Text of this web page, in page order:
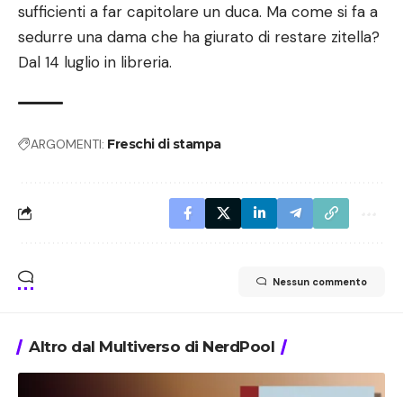
sufficienti a far capitolare un duca. Ma come si fa a
sedurre una dama che ha giurato di restare zitella?
Dal 14 luglio in libreria.
ARGOMENTI: Freschi di stampa
Nessun commento
Altro dal Multiverso di NerdPool